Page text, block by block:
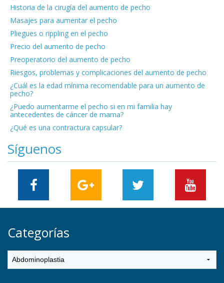
Historia de la cirugía del aumento de pecho
Masajes para aumentar el pecho
Pliegues o rippling en el pecho
Precio del aumento de pecho
Preoperatorio del aumento de pecho
Riesgos, problemas y complicaciones del aumento de pecho
¿Cuál es la edad mínima recomendable para un aumento de
pecho?
¿Puedo aumentarme el pecho si en mi familia hay
antecedentes de cáncer de mama?
¿Qué es una contractura capsular?
Síguenos
Categorías